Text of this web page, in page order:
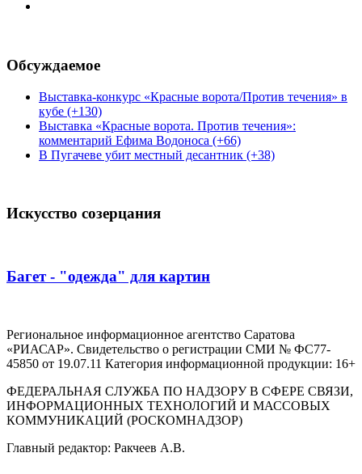
Обсуждаемое
Выставка-конкурс «Красные ворота/Против течения» в
кубе (+130)
Выставка «Красные ворота. Против течения»:
комментарий Ефима Водоноса (+66)
В Пугачеве убит местный десантник (+38)
Искусство созерцания
Багет - "одежда" для картин
Региональное информационное агентство Саратова
«РИАСАР». Свидетельство о регистрации СМИ № ФС77-
45850 от 19.07.11 Категория информационной продукции: 16+
ФЕДЕРАЛЬНАЯ СЛУЖБА ПО НАДЗОРУ В СФЕРЕ СВЯЗИ,
ИНФОРМАЦИОННЫХ ТЕХНОЛОГИЙ И МАССОВЫХ
КОММУНИКАЦИЙ (РОСКОМНАДЗОР)
Главный редактор: Ракчеев А.В.